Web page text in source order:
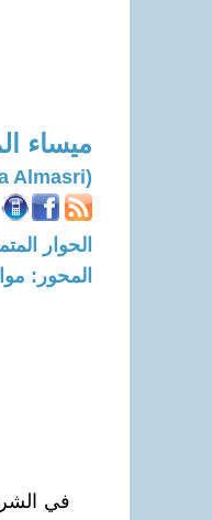
ميساء
(Mayssa Almasri)
الحوار المتمدن-العدد:
المحور:
في